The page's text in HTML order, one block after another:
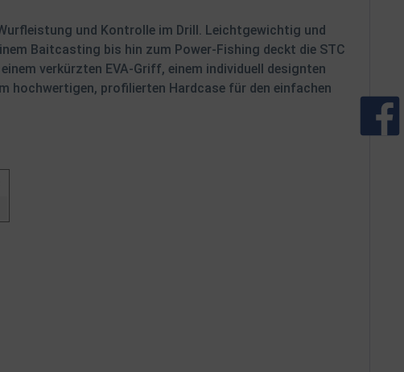
und Kontrolle im Drill. Leichtgewichtig und
Baitcasting bis hin zum Power-Fishing deckt die STC
verkürzten EVA-Griff, einem individuell designten
hochwertigen, profilierten Hardcase für den einfachen